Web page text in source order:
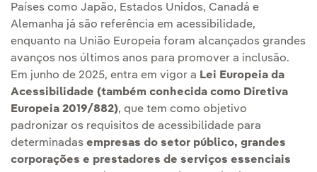
Países como Japão, Estados Unidos, Canadá e
Alemanha já são referência em acessibilidade,
enquanto na União Europeia foram alcançados grandes
avanços nos últimos anos para promover a inclusão.
Em junho de 2025, entra em vigor a Lei Europeia da
Acessibilidade (também conhecida como Diretiva
Europeia 2019/882), que tem como objetivo
padronizar os requisitos de acessibilidade para
determinadas empresas do setor público, grandes
corporações e prestadores de serviços essenciais